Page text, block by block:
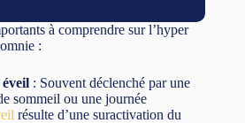
à comprendre sur l’hyper
:
: Souvent déclenché par une
sommeil ou une journée
résulte d’une suractivation du